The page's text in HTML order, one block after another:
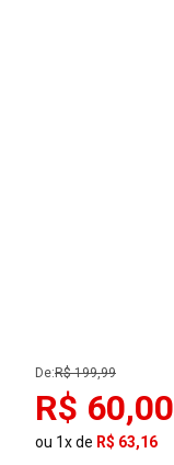
De:R$ 199,99
R$ 60,00
ou 1x de R$ 63,16